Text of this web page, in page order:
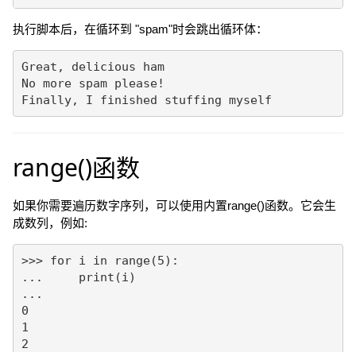
执行脚本后，在循环到 "spam"时会跳出循环体：
Great, delicious ham
No more spam please!
Finally, I finished stuffing myself
range()函数
如果你需要遍历数字序列，可以使用内置range()函数。它会生
成数列，例如:
>>> for i in range(5):
...     print(i)
...
0
1
2